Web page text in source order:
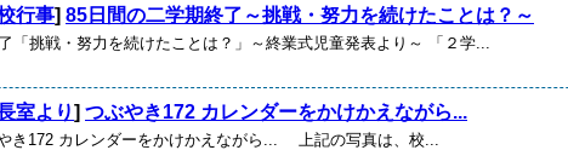
行事] 85日間の二学期終了～挑戦・努力を続けたことは？～
「挑戦・努力を続けたことは？」～終業式児童発表より～ 「２学...
室より] つぶやき172 カレンダーをかけかえながら...
き172 カレンダーをかけかえながら... 上記の写真は、校...